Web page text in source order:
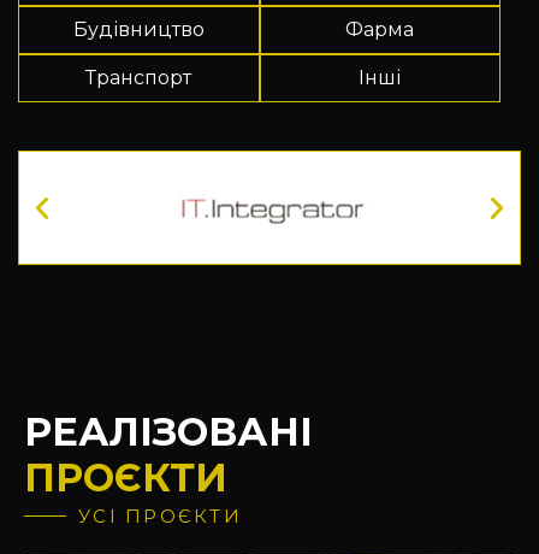
Будівництво Фарма
Транспорт Інші
РЕАЛІЗОВАНІ
ПРОЄКТИ
УСІ ПРОЄКТИ